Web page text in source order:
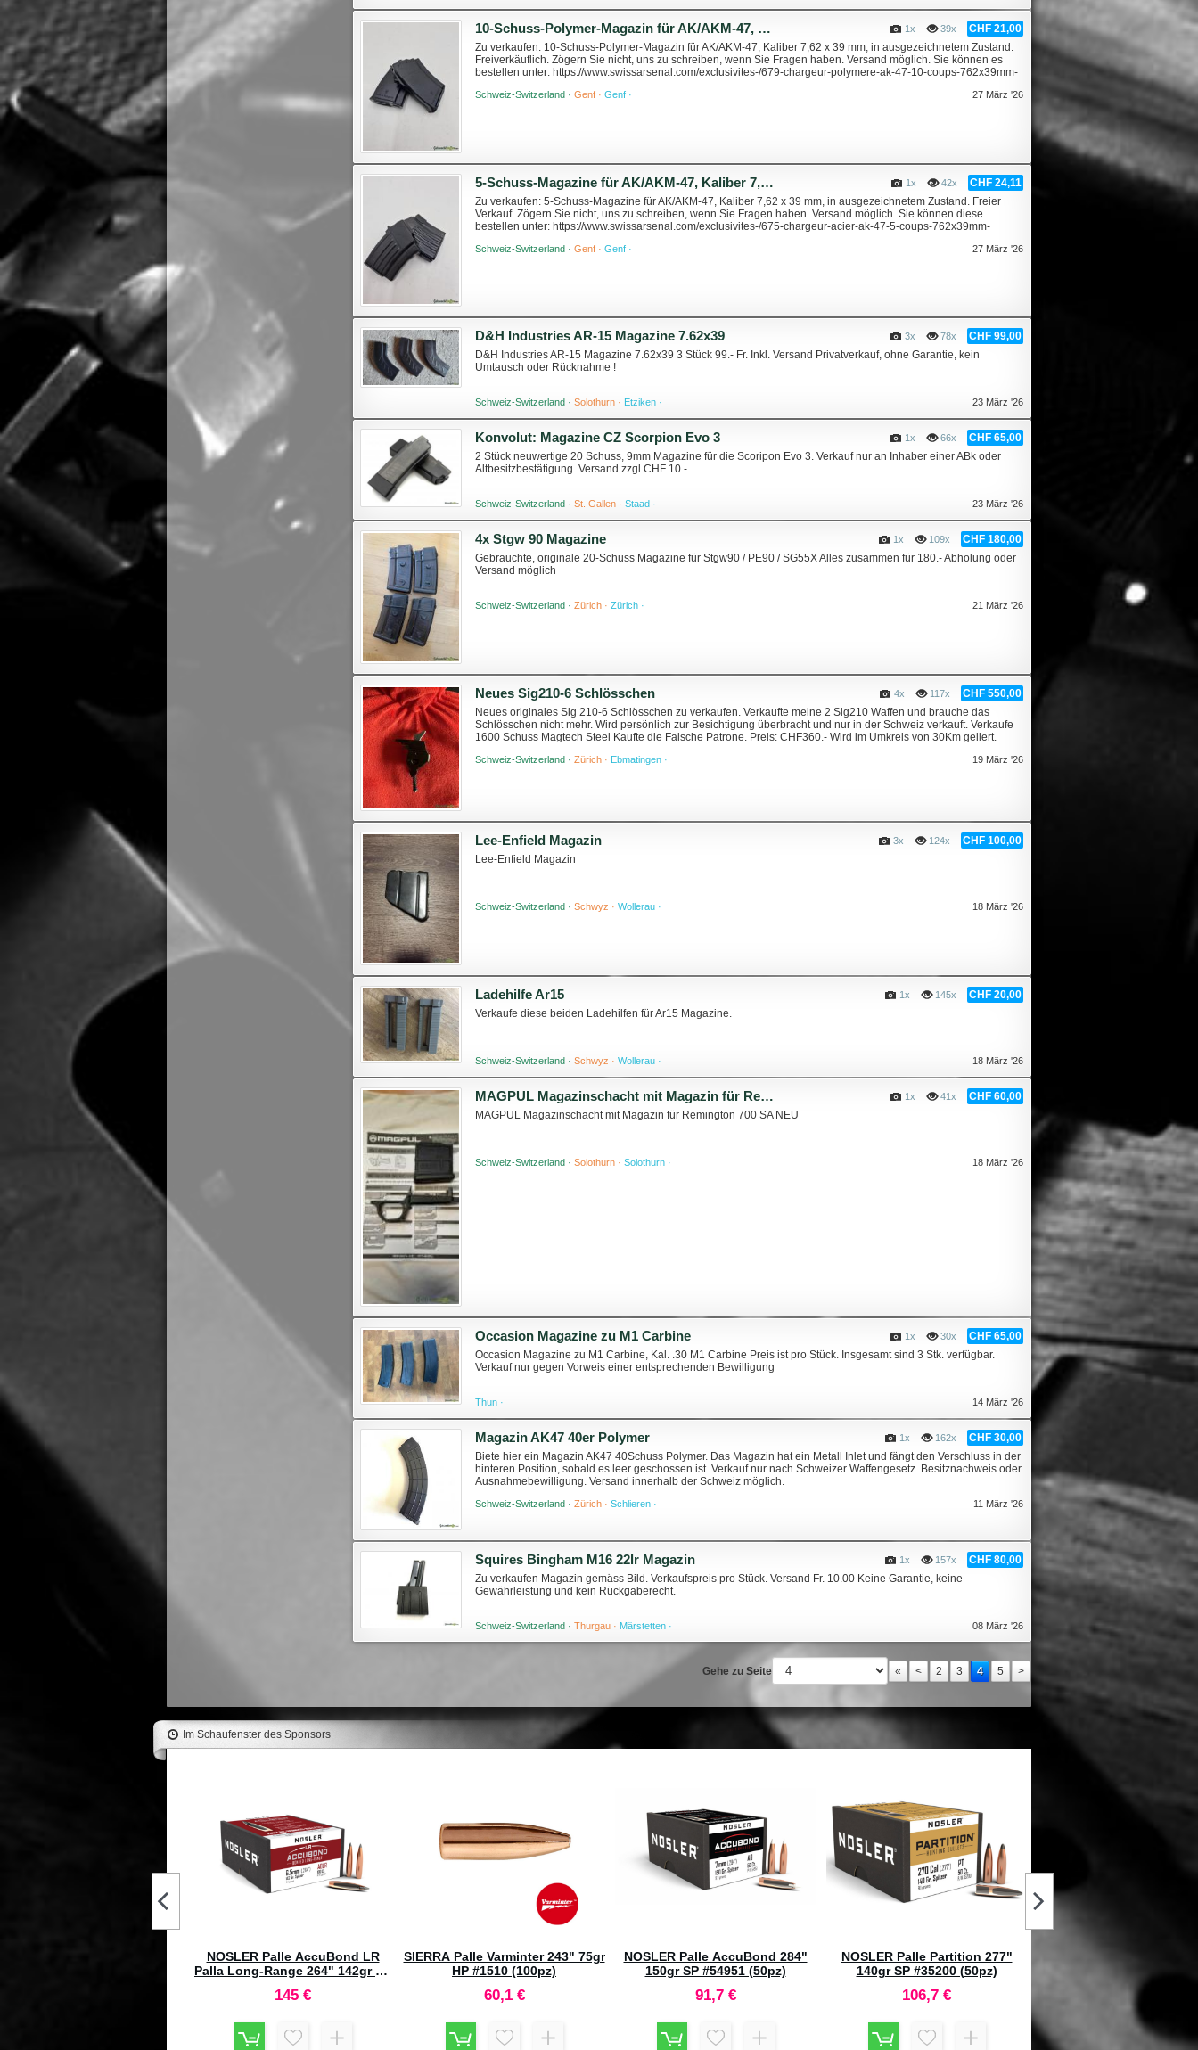
10-Schuss-Polymer-Magazin für AK/AKM-47, Kaliber 7,62 x 39 mm, in ausgezeichnetem Zustand. CHF 21,00
39x
1x
Zu verkaufen: 10-Schuss-Polymer-Magazin für AK/AKM-47, Kaliber 7,62 x 39 mm, in ausgezeichnetem Zustand.
Freiverkäuflich. Zögern Sie nicht, uns zu schreiben, wenn Sie Fragen haben. Versand möglich. Sie können es
bestellen unter: https://www.swissarsenal.com/exclusivites-/679-chargeur-polymere-ak-47-10-coups-762x39mm-
Schweiz-Switzerland ·Genf ·Genf · 27 März '26
5-Schuss-Magazine für AK/AKM-47, Kaliber 7,62 x 39 mm, in ausgezeichnetem Zustand. CHF 24,11
42x
1x
Zu verkaufen: 5-Schuss-Magazine für AK/AKM-47, Kaliber 7,62 x 39 mm, in ausgezeichnetem Zustand. Freier
Verkauf. Zögern Sie nicht, uns zu schreiben, wenn Sie Fragen haben. Versand möglich. Sie können diese
bestellen unter: https://www.swissarsenal.com/exclusivites-/675-chargeur-acier-ak-47-5-coups-762x39mm-
Schweiz-Switzerland ·Genf ·Genf · 27 März '26
D&H Industries AR-15 Magazine 7.62x39 CHF 99,00
78x
3x
D&H Industries AR-15 Magazine 7.62x39 3 Stück 99.- Fr. Inkl. Versand Privatverkauf, ohne Garantie, kein
Umtausch oder Rücknahme !
Schweiz-Switzerland ·Solothurn · Etziken · 23 März '26
Konvolut: Magazine CZ Scorpion Evo 3 CHF 65,00
66x
1x
2 Stück neuwertige 20 Schuss, 9mm Magazine für die Scoripon Evo 3. Verkauf nur an Inhaber einer ABk oder
Altbesitzbestätigung. Versand zzgl CHF 10.-
Schweiz-Switzerland ·St. Gallen ·Staad · 23 März '26
4x Stgw 90 Magazine CHF 180,00
109x
1x
Gebrauchte, originale 20-Schuss Magazine für Stgw90 / PE90 / SG55X Alles zusammen für 180.- Abholung oder
Versand möglich
Schweiz-Switzerland ·Zürich ·Zürich · 21 März '26
Neues Sig210-6 Schlösschen CHF 550,00
117x
4x
Neues originales Sig 210-6 Schlösschen zu verkaufen. Verkaufte meine 2 Sig210 Waffen und brauche das
Schlösschen nicht mehr. Wird persönlich zur Besichtigung überbracht und nur in der Schweiz verkauft. Verkaufe
1600 Schuss Magtech Steel Kaufte die Falsche Patrone. Preis: CHF360.- Wird im Umkreis von 30Km geliert.
Schweiz-Switzerland ·Zürich · Ebmatingen · 19 März '26
Lee-Enfield Magazin CHF 100,00
124x
3x
Lee-Enfield Magazin
Schweiz-Switzerland ·Schwyz ·Wollerau · 18 März '26
Ladehilfe Ar15 CHF 20,00
145x
1x
Verkaufe diese beiden Ladehilfen für Ar15 Magazine.
Schweiz-Switzerland ·Schwyz ·Wollerau · 18 März '26
MAGPUL Magazinschacht mit Magazin für Remington 700 SA NEU CHF 60,00
41x
1x
MAGPUL Magazinschacht mit Magazin für Remington 700 SA NEU
Schweiz-Switzerland ·Solothurn ·Solothurn · 18 März '26
Occasion Magazine zu M1 Carbine CHF 65,00
30x
1x
Occasion Magazine zu M1 Carbine, Kal. .30 M1 Carbine Preis ist pro Stück. Insgesamt sind 3 Stk. verfügbar.
Verkauf nur gegen Vorweis einer entsprechenden Bewilligung
Thun · 14 März '26
Magazin AK47 40er Polymer CHF 30,00
162x
1x
Biete hier ein Magazin AK47 40Schuss Polymer. Das Magazin hat ein Metall Inlet und fängt den Verschluss in der
hinteren Position, sobald es leer geschossen ist. Verkauf nur nach Schweizer Waffengesetz. Besitznachweis oder
Ausnahmebewilligung. Versand innerhalb der Schweiz möglich.
Schweiz-Switzerland ·Zürich ·Schlieren · 11 März '26
Squires Bingham M16 22lr Magazin CHF 80,00
157x
1x
Zu verkaufen Magazin gemäss Bild. Verkaufspreis pro Stück. Versand Fr. 10.00 Keine Garantie, keine
Gewährleistung und kein Rückgaberecht.
Schweiz-Switzerland ·Thurgau · Märstetten · 08 März '26
Gehe zu Seite « < 2 3 4 5 >
Im Schaufenster des Sponsors
90 €